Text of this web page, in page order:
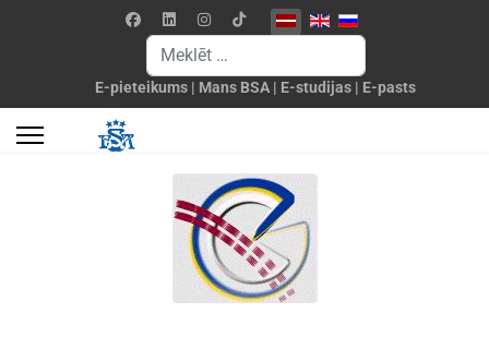
Izvēlieties valodu
Meklēšanas forma
E-pieteikums | Mans BSA | E-studijas | E-pasts